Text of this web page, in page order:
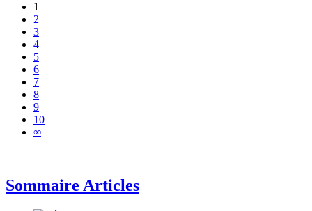
1
2
3
4
5
6
7
8
9
10
∞
Sommaire Articles